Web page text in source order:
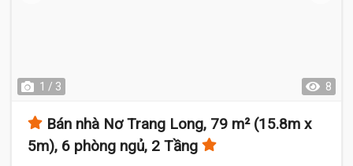
1 / 3 8
Bán nhà Nơ Trang Long, 79 m² (15.8m x
5m), 6 phòng ngủ, 2 Tầng